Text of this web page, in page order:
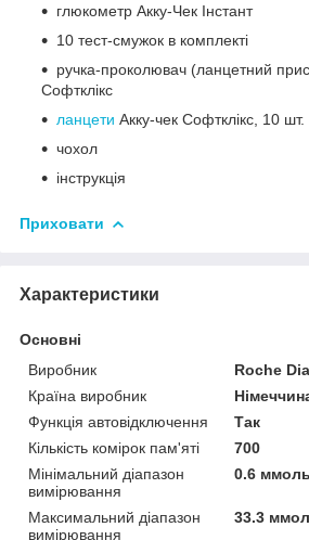
глюкометр Акку-Чек Інстант
10 тест-смужок в комплекті
ручка-проколювач (ланцетний
Софтклікс
ланцети Акку-чек Софтклікс, 10 шт.
чохол
інструкція
Приховати
Характеристики
Основні
Виробник
Roche
Країна виробник
Функція автовідключення
Так
Кількість комірок пам'яті
700
Мінімальний діапазон
вимірювання
0.6
Максимальний діапазон
вимірювання
33.3